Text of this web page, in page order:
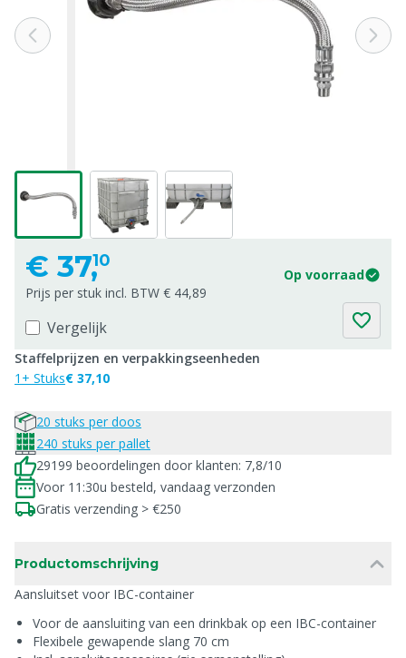
€ 37,10
Op voorraad
Prijs per stuk incl. BTW € 44,89
Vergelijk
Staffelprijzen en verpakkingseenheden
1+ Stuks€ 37,10
20 stuks per doos
240 stuks per pallet
29199 beoordelingen door klanten: 7,8/10
Voor 11:30u besteld, vandaag verzonden
Gratis verzending > €250
Productomschrijving
Aansluitset voor IBC-container
Voor de aansluiting van een drinkbak op een IBC-container
Flexibele gewapende slang 70 cm